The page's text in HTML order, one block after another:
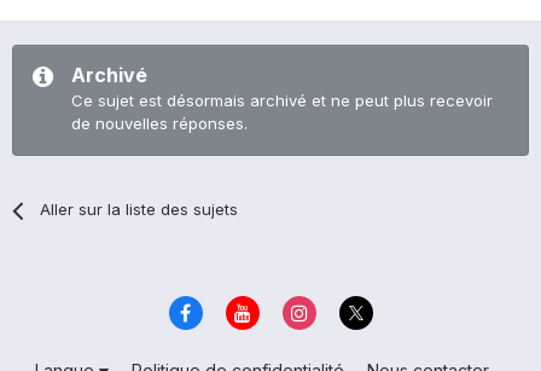
Archivé
Ce sujet est désormais archivé et ne peut plus recevoir
de nouvelles réponses.
Aller sur la liste des sujets